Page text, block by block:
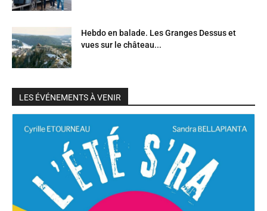
Hebdo en balade. Les Granges Dessus et
vues sur le château...
LES ÉVÉNEMENTS À VENIR